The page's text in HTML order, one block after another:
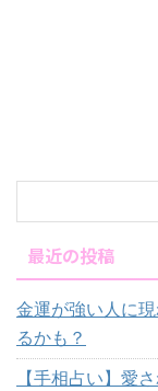
最近の投稿
金運が強い人に
るかも？
【手相占い】愛